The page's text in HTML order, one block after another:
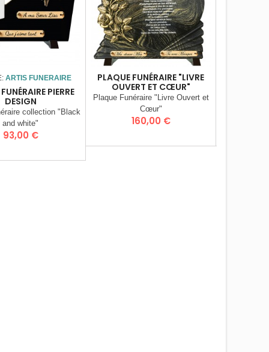
ARTIS FUNERAIRE
PIERRE
DESIGN
collection "Black
and white"
Prix
93,00 €
PLAQUE FUNÉRAIRE "LIVRE
OUVERT ET CŒUR"
Plaque Funéraire "Livre Ouvert et
Cœur"
Prix
160,00 €